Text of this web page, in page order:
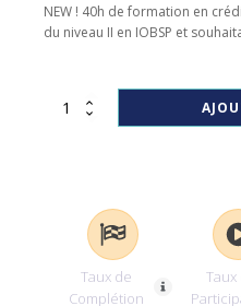
NEW ! 40h de formation en
du niveau II en IOBSP et
quantité
complément
Taux de
Complétion
Taux